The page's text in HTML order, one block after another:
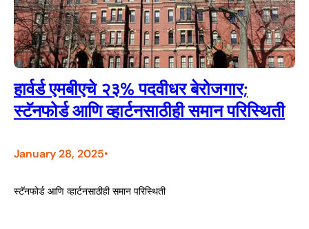
हार्वर्ड एमबीएचे २३% पदवीधर बेरोजगार;
स्टॅनफोर्ड आणि व्हार्टनसाठीही समान परिस्थिती
January 28, 2025•
स्टॅनफोर्ड आणि व्हार्टनसाठीही समान परिस्थिती